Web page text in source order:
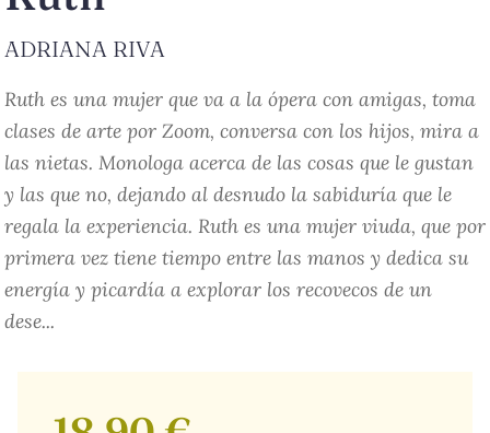
ADRIANA RIVA
Ruth es una mujer que va a la ópera con amigas, toma
clases de arte por Zoom, conversa con los hijos, mira a
las nietas. Monologa acerca de las cosas que le gustan
y las que no, dejando al desnudo la sabiduría que le
regala la experiencia. Ruth es una mujer viuda, que por
primera vez tiene tiempo entre las manos y dedica su
energía y picardía a explorar los recovecos de un
dese...